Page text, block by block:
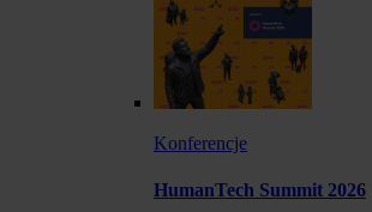
Konferencje
HumanTech Summit 2026